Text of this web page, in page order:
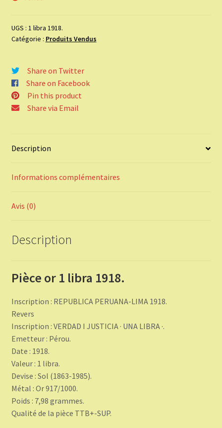
UGS : 1 libra 1918.
Catégorie : Produits Vendus
Share on Twitter
Share on Facebook
Pin this product
Share via Email
Description
Informations complémentaires
Avis (0)
Description
Pièce or 1 libra 1918.
Inscription : REPUBLICA PERUANA-LIMA 1918.
Revers
Inscription : VERDAD I JUSTICIA · UNA LIBRA ·.
Emetteur : Pérou.
Date : 1918.
Valeur : 1 libra.
Devise : Sol (1863-1985).
Métal : Or 917/1000.
Poids : 7,98 grammes.
Qualité de la pièce TTB+-SUP.